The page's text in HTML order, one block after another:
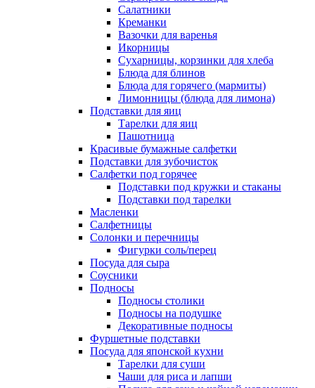
Салатники
Креманки
Вазочки для варенья
Икорницы
Сухарницы, корзинки для хлеба
Блюда для блинов
Блюда для горячего (мармиты)
Лимонницы (блюда для лимона)
Подставки для яиц
Тарелки для яиц
Пашотница
Красивые бумажные салфетки
Подставки для зубочисток
Салфетки под горячее
Подставки под кружки и стаканы
Подставки под тарелки
Масленки
Салфетницы
Солонки и перечницы
Фигурки соль/перец
Посуда для сыра
Соусники
Подносы
Подносы столики
Подносы на подушке
Декоративные подносы
Фуршетные подставки
Посуда для японской кухни
Тарелки для суши
Чаши для риса и лапши